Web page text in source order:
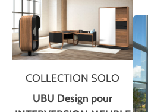
COLLECTION SOLO
UBU Design pour